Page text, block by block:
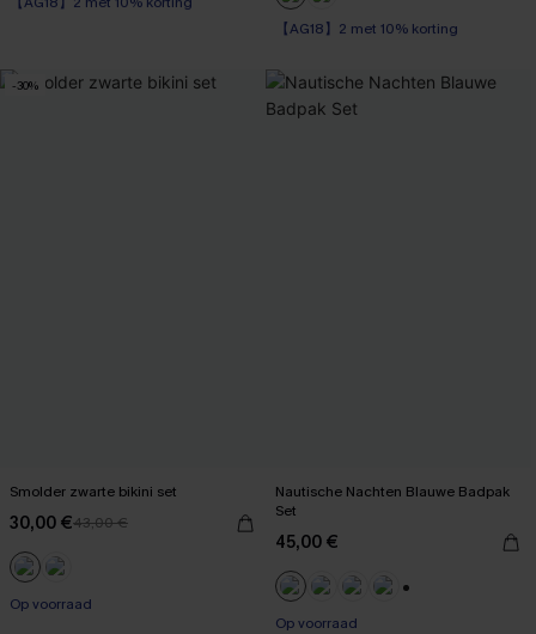
Corrigerend badpak
Op voorraad
-30%
Smolder zwarte bikini set
30,00 €43,00 €
Op voorraad
Nautische Nachten Blauwe Badpak
Set
45,00 €
Op voorraad